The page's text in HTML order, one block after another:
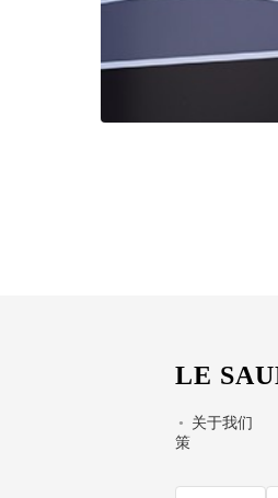
LE
• 关于我们
策